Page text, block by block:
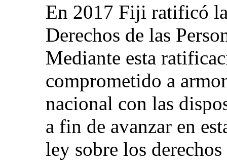
En 2017 Fiji ratificó
Derechos de las
Mediante esta
comprometido a
nacional con las
a fin de avanzar en
ley sobre los